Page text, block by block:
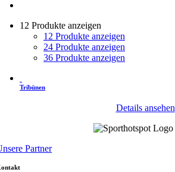
12 Produkte anzeigen
12 Produkte anzeigen
24 Produkte anzeigen
36 Produkte anzeigen
Tribünen
Details ansehen
Partner